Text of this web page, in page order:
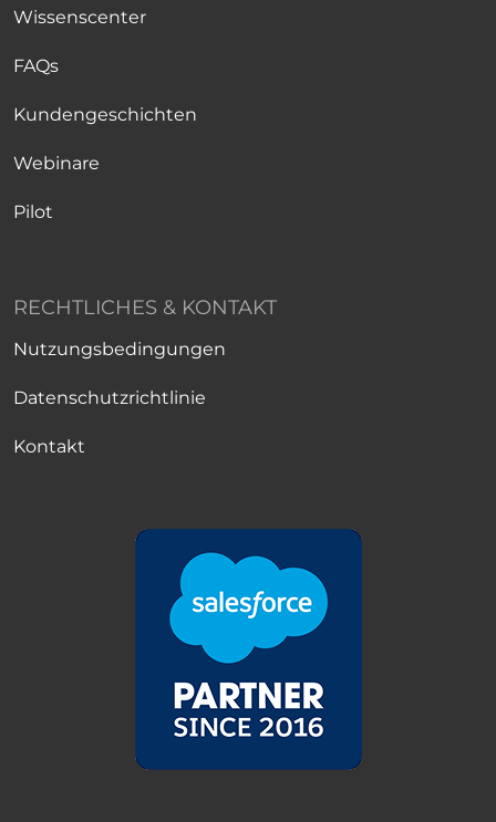
Wissenscenter
FAQs
Kundengeschichten
Webinare
Pilot
RECHTLICHES & KONTAKT
Nutzungsbedingungen
Datenschutzrichtlinie
Kontakt